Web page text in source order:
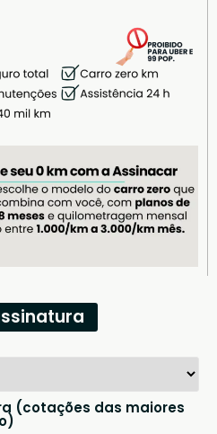
(cotações das maiores